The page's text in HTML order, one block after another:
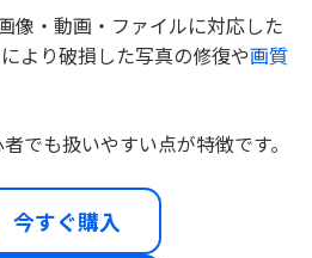
像・動画・ファイルに対応した
より破損した写真の修復や画質
でも扱いやすい点が特徴です。
今すぐ購入